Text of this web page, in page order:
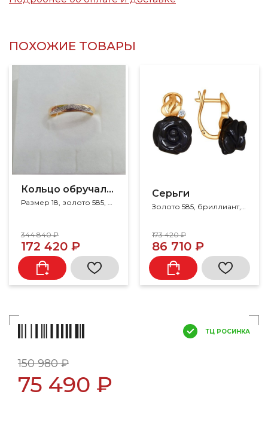
ПОХОЖИЕ ТОВАРЫ
Кольцо обручальное с бриллиантами
344 840 ₽
172 420 ₽
Серьги
173 420 ₽
86 710 ₽
ТЦ РОСИНКА
150 980 ₽
75 490 ₽